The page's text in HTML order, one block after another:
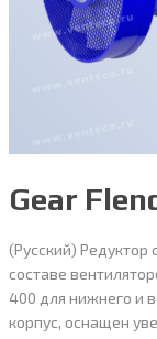
Gear
(Русский)
составе
400 для нижнего и
корпус, оснащен